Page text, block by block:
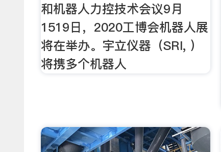
和机器人力控技术会议9月
1519日，2020工博会机器人展
将在举办。宇立仪器（SRI, ）
将携多个机器人